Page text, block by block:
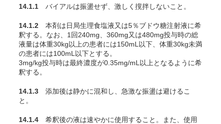
14.1.1 バイアルは振盪せず、激しく撹拌しないこと。
14.1.2 本剤は日局生理食塩液又は5％ブドウ糖注射液に希
釈する。なお、1回240mg、360mg又は480mg投与時の総
液量は体重30kg以上の患者には150mL以下、体重30kg未満
の患者には100mL以下とする。
3mg/kg投与時は最終濃度が0.35mg/mL以上となるように希
釈する。
14.1.3 添加後は静かに混和し、急激な振盪は避けるこ
と。
14.1.4 希釈後の液は速やかに使用すること。また、使用